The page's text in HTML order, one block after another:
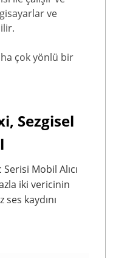
ve
çok yönlü bir
Sezgisel
Serisi Mobil Alıcı
iki vericinin
kaydını